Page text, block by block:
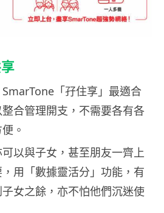
「孖住享」最適合
合管理開支，不需要各有各
。
以與子女，甚至朋友一齊上
用「數據靈活分」功能，有
女之餘，亦不怕他們沉迷使